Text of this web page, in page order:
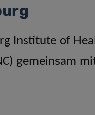
Institute of
gemeinsam